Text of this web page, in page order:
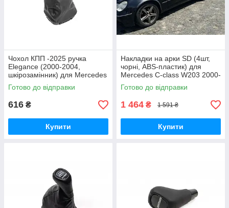
Чохол КПП -2025 ручка
Elegance (2000-2004,
шкірозамінник) для Mercedes
C-class W203 рр
Готово до відправки
616 ₴
Купити
Накладки на арки SD (4шт,
чорні, ABS-пластик) для
Mercedes C-class W203 2000-
2007 рр
Готово до відправки
1 464 ₴ 1 591 ₴
Купити